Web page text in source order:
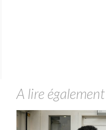
A lire également